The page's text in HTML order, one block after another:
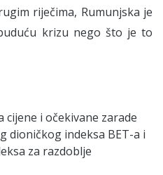
riječima, Rumunjska je
krizu nego što je to
cijene i očekivane zarade
dioničkog indeksa BET-a i
za razdoblje